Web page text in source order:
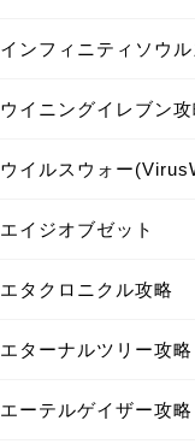
インフィニティソウ
ウイニングイレブン攻
ウイルスウォー
エイジオブゼット
エタクロニクル攻略
エターナルツリー攻略
エーテルゲイザー攻略